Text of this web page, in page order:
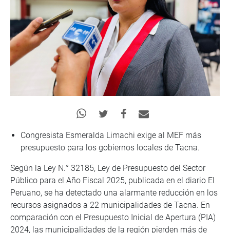
Congresista Esmeralda Limachi exige al MEF más
presupuesto para los gobiernos locales de Tacna.
Según la Ley N.° 32185, Ley de Presupuesto del Sector
Público para el Año Fiscal 2025, publicada en el diario El
Peruano, se ha detectado una alarmante reducción en los
recursos asignados a 22 municipalidades de Tacna. En
comparación con el Presupuesto Inicial de Apertura (PIA)
2024, las municipalidades de la región pierden más de